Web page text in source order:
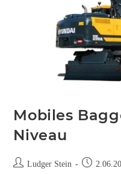
Mobiles
Niveau
Ludger Stein